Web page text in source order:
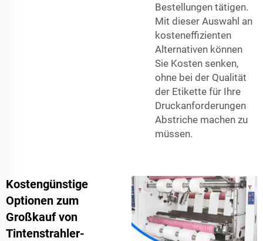
Bestellungen tätigen.
Mit dieser Auswahl an
kosteneffizienten
Alternativen können
Sie Kosten senken,
ohne bei der Qualität
der Etikette für Ihre
Druckanforderungen
Abstriche machen zu
müssen.
Kostengünstige
Optionen zum
Großkauf von
Tintenstrahler-